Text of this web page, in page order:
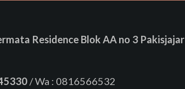
Residence Blok AA no 3 Pakisjajar
/ Wa : 0816566532